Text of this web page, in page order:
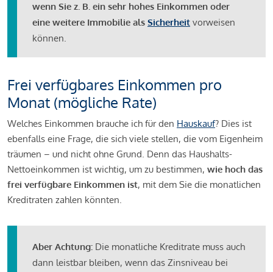
wenn Sie z. B. ein sehr hohes Einkommen oder
eine weitere Immobilie als Sicherheit vorweisen
können.
Frei verfügbares Einkommen pro
Monat (mögliche Rate)
Welches Einkommen brauche ich für den Hauskauf? Dies ist
ebenfalls eine Frage, die sich viele stellen, die vom Eigenheim
träumen – und nicht ohne Grund. Denn das Haushalts-
Nettoeinkommen ist wichtig, um zu bestimmen, wie hoch das
frei verfügbare Einkommen ist, mit dem Sie die monatlichen
Kreditraten zahlen könnten.
Aber Achtung: Die monatliche Kreditrate muss auch
dann leistbar bleiben, wenn das Zinsniveau bei